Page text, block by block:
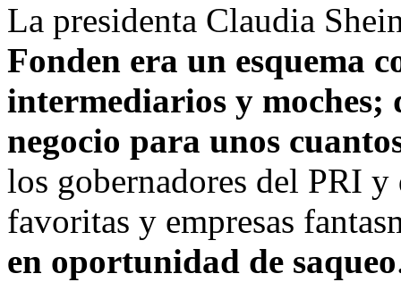
La presidenta Claudia
Fonden era un esquema
intermediarios y moches;
negocio para unos
los gobernadores del PRI
favoritas y empresas
en oportunidad de saqueo